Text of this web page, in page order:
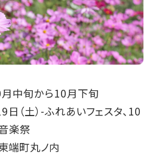
中旬から10月下旬
（土）-ふれあいフェスタ、10
楽祭
端町丸ノ内